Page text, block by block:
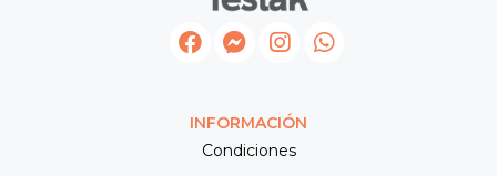
INFORMACIÓN
Condiciones